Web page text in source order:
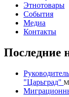
Этнотовары
События
Медиа
Контакты
Последние
"Царьград"